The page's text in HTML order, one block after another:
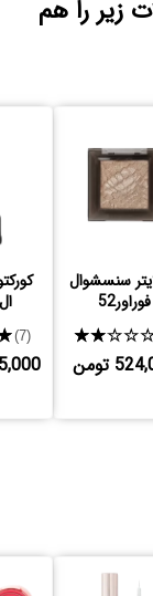
زیر را هم
سنسشوال
فوراور52
تومن
(7)